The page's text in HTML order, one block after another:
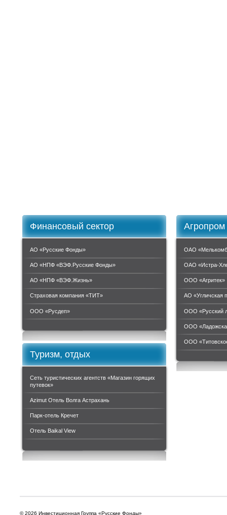
Финансовый сектор
АО «Русские Фонды»
АО «НПФ «ВЭФ.Русские Фонды»
АО «НПФ «ВЭФ.Жизнь»
Страховая компания «ТИТ»
ООО «Руcдеп»
Агропром
ОАО
ОАО «Истра-
ООО «Агритек»
АО «Угличская
ООО «Русский
ООО
ООО
Туризм, отдых
Сеть туристических агентств «Магазин горящих
путевок»
Azimut Отель Волга Астрахань
Парк-отель Кречет
Отель Baikal View
© 2026 Инвестиционная Группа «Русские Фонды»